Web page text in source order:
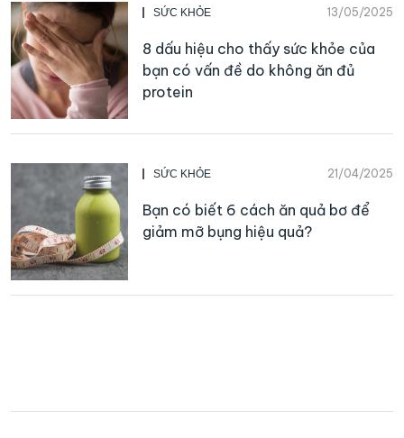
SỨC KHỎE 13/05/2025
8 dấu hiệu cho thấy sức khỏe của
bạn có vấn đề do không ăn đủ
protein
SỨC KHỎE 21/04/2025
Bạn có biết 6 cách ăn quả bơ để
giảm mỡ bụng hiệu quả?